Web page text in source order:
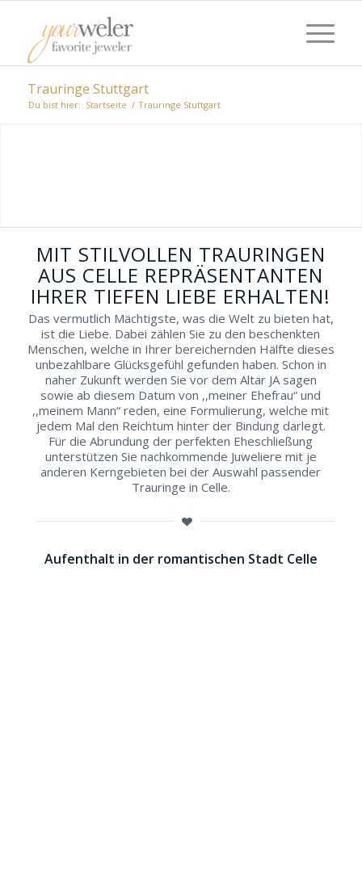
Trauringe Stuttgart
Du bist hier: Startseite / Trauringe Stuttgart
ausgewählte Juweliere besuchen, welche sich
haben, um so überzeugende Trauringe in
Celle zu finden.
MIT STILVOLLEN TRAURINGEN
AUS CELLE REPRÄSENTANTEN
IHRER TIEFEN LIEBE ERHALTEN!
Das vermutlich Mächtigste, was die Welt zu bieten hat,
ist die Liebe. Dabei zählen Sie zu den beschenkten
Menschen, welche in Ihrer bereichernden Hälfte dieses
unbezahlbare Glücksgefühl gefunden haben. Schon in
naher Zukunft werden Sie vor dem Altar JA sagen
sowie ab diesem Datum von ,,meiner Ehefrau“ und
,,meinem Mann“ reden, eine Formulierung, welche mit
jedem Mal den Reichtum hinter der Bindung darlegt.
Für die Abrundung der perfekten Eheschließung
unterstützen Sie nachkommende Juweliere mit je
anderen Kerngebieten bei der Auswahl passender
Trauringe in Celle.
Aufenthalt in der romantischen Stadt Celle